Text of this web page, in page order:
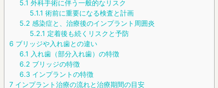
5.1 外科手術に伴う一般的なリスク
5.1.1 術前に重要になる検査と計画
5.2 感染症と、治療後のインプラント周囲炎
5.2.1 定着後も続くリスクと予防
6 ブリッジや入れ歯との違い
6.1 入れ歯（部分入れ歯）の特徴
6.2 ブリッジの特徴
6.3 インプラントの特徴
7インプラント治療の流れと治療期間の目安